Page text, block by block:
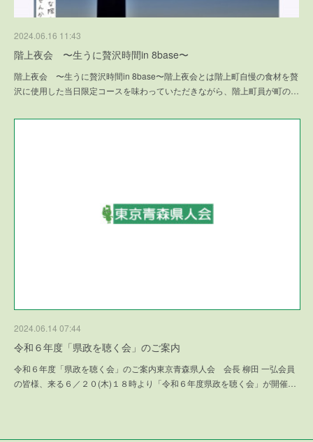
2024.06.16 11:43
階上夜会 〜生うに贅沢時間in 8base〜
階上夜会 〜生うに贅沢時間in 8base〜階上夜会とは階上町自慢の食材を贅
沢に使用した当日限定コースを味わっていただきながら、階上町員が町の…
2024.06.14 07:44
令和６年度「県政を聴く会」のご案内
令和６年度「県政を聴く会」のご案内東京青森県人会 会長 柳田 一弘会員
の皆様、来る６／２０(木)１８時より「令和６年度県政を聴く会」が開催…